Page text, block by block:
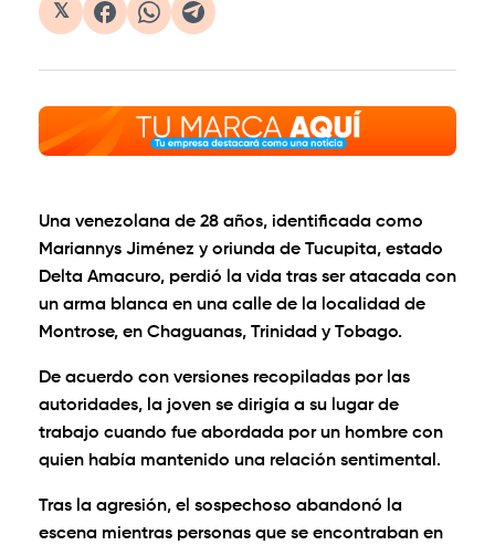
𝕏
Una venezolana de 28 años, identificada como
Mariannys Jiménez y oriunda de Tucupita, estado
Delta Amacuro, perdió la vida tras ser atacada con
un arma blanca en una calle de la localidad de
Montrose, en Chaguanas, Trinidad y Tobago.
De acuerdo con versiones recopiladas por las
autoridades, la joven se dirigía a su lugar de
trabajo cuando fue abordada por un hombre con
quien había mantenido una relación sentimental.
Tras la agresión, el sospechoso abandonó la
escena mientras personas que se encontraban en